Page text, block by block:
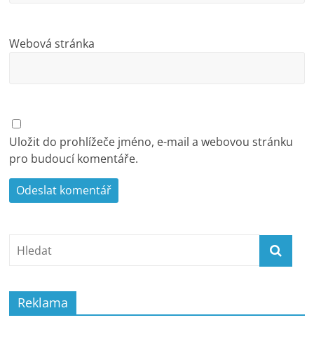
Webová stránka
Uložit do prohlížeče jméno, e-mail a webovou stránku
pro budoucí komentáře.
Reklama